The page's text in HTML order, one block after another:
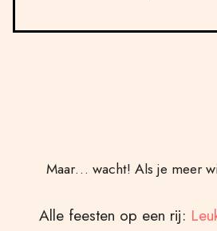
Maar… wacht! Als je meer
Alle feesten op een rij: